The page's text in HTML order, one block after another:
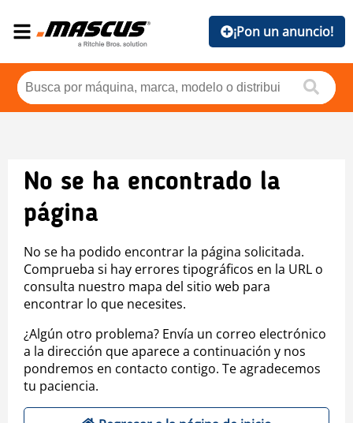
¡Pon un anuncio!
No se ha encontrado la
página
No se ha podido encontrar la página solicitada.
Comprueba si hay errores tipográficos en la URL o
consulta nuestro mapa del sitio web para
encontrar lo que necesites.
¿Algún otro problema? Envía un correo electrónico
a la dirección que aparece a continuación y nos
pondremos en contacto contigo. Te agradecemos
tu paciencia.